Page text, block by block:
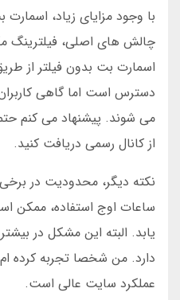
با وجود مزایای زیاد،
چالش های اصلی، فیلترینگ
اسمارت بت بدون فیلتر از
دسترس است اما گاهی
می شوند. پیشنهاد می کنم
از کانال رسمی دریافت کنید.
نکته دیگر، محدودیت در
ساعات اوج استفاده،
یابد. البته این مشکل در
دارد. من شخصا تجربه کرده
عملکرد سایت عالی است.